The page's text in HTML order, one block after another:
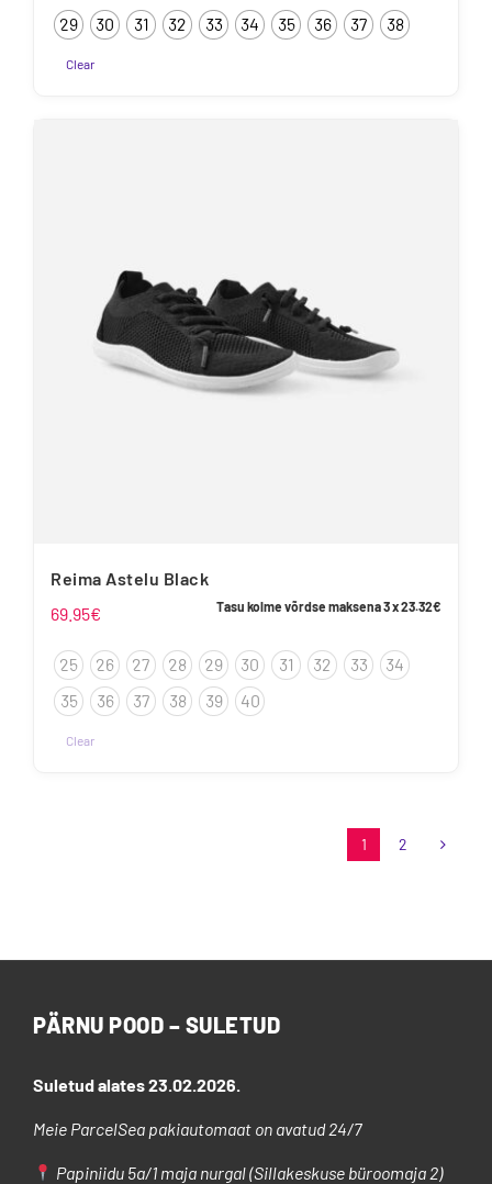
kuni
29 30 31 32 33 34 35 36 37 38
Clear
tootelehel.
Reima Astelu Black
69.95€ Tasu kolme võrdse maksena 3 x23.32€
25 26 27 28 29 30 31 32 33
34
35
36 37 38 39 40
Clear
1 2
PÄRNU POOD – SULETUD
Suletud alates 23.02.2026.
Meie ParcelSea pakiautomaat on avatud 24/7
Papiniidu 5a/1 maja nurgal (Sillakeskuse büroomaja 2)